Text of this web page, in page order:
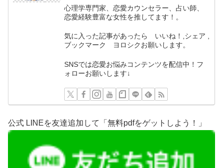
心理学専門家、恋愛カウンセラー、占い師、
恋愛経験豊富な女性を推してます！。
気に入った記事があったら いいね！,シェア ,
ブックマーク ヨロシクお願いします。
SNSでは恋愛お悩みコンテンツを配信中！フ
ォローお願いします↓
公式 LINEを友達追加して「無料pdfをゲットしよう！」